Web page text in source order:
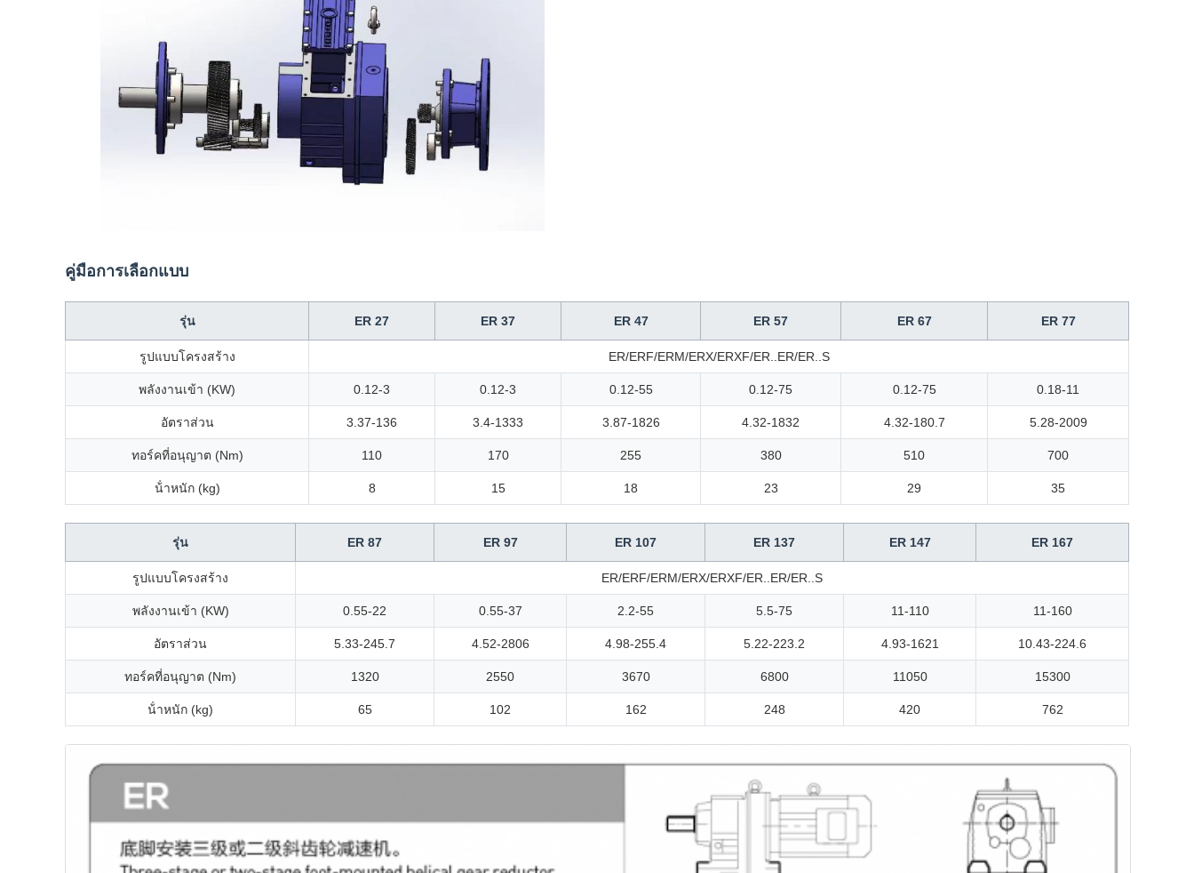
คู่มือการเลือกแบบ
รุ่น ER 27 ER 37 ER 47 ER 57 ER 67 ER 77
รูปแบบโครงสร้าง ER/ERF/ERM/ERX/ERXF/ER..ER/ER..S
พลังงานเข้า (KW) 0.12-3 0.12-3 0.12-55 0.12-75 0.12-75 0.18-11
อัตราส่วน 3.37-136 3.4-1333 3.87-1826 4.32-1832 4.32-180.7 5.28-2009
ทอร์คที่อนุญาต (Nm) 110 170 255 380 510 700
น้ําหนัก (kg) 8 15 18 23 29 35
รุ่น ER 87 ER 97 ER 107 ER 137 ER 147 ER 167
รูปแบบโครงสร้าง ER/ERF/ERM/ERX/ERXF/ER..ER/ER..S
พลังงานเข้า (KW) 0.55-22 0.55-37 2.2-55 5.5-75 11-110 11-160
อัตราส่วน 5.33-245.7 4.52-2806 4.98-255.4 5.22-223.2 4.93-1621 10.43-224.6
ทอร์คที่อนุญาต (Nm) 1320 2550 3670 6800 11050 15300
น้ําหนัก (kg) 65 102 162 248 420 762